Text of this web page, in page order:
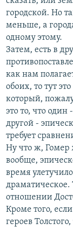
городской. Но
меньше, а
одному этому.
Затем, есть в
как нам
обоих, то тут
который,
это то, что один
другой -
требует
Ну что ж,
вообще,
время
драматическое.
отношении
Кроме того,
героев